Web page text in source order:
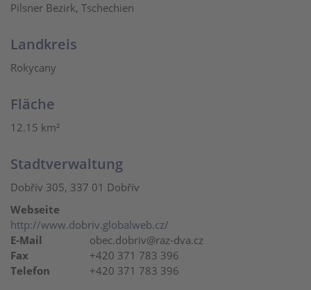
Pilsner Bezirk, Tschechien
Landkreis
Rokycany
Fläche
12.15 km²
Stadtverwaltung
Dobřív 305, 337 01 Dobřív
Webseite
http://www.dobriv.globalweb.cz/
E-Mail
obec.dobriv@raz-dva.cz
Fax
+420 371 783 396
Telefon
+420 371 783 396